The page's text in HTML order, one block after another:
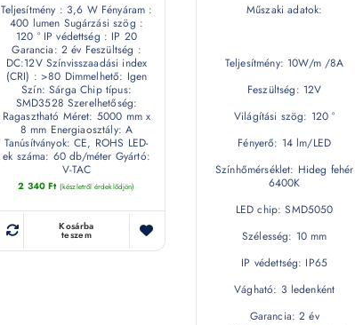
Teljesítmény : 3,6 W Fényáram :
400 lumen Sugárzási szög :
120 ° IP védettség : IP 20
Garancia: 2 év Feszültség :
DC:12V Színvisszaadási index
(CRI) : >80 Dimmelhető: Igen
Szín: Sárga Chip típus:
SMD3528 Szerelhetőség:
Ragasztható Méret: 5000 mm x
8 mm Energiaosztály: A
Tanúsítványok: CE, ROHS LED-
ek száma: 60 db/méter Gyártó:
V-TAC
2 340Ft (készletről érdeklődjön)
Kosárba
teszem
Műszaki adatok:
Teljesítmény: 10W/m /8A
Feszültség: 12V
Világítási szög: 120 °
Fényerő: 14 lm/LED
Színhőmérséklet: Hideg fehér
6400K
LED chip: SMD5050
Szélesség: 10 mm
IP védettség: IP65
Vágható: 3 ledenként
Garancia: 2 év